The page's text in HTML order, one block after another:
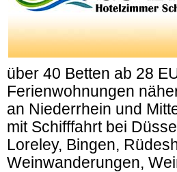
über 40 Betten ab 28
Ferienwohnungen
an Niederrhein und
mit Schifffahrt bei
Loreley, Bingen,
Weinwanderungen,